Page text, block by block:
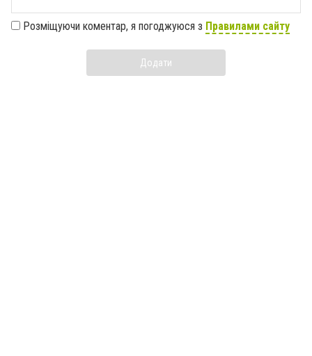
Розміщуючи коментар, я погоджуюся з Правилами сайту
Додати